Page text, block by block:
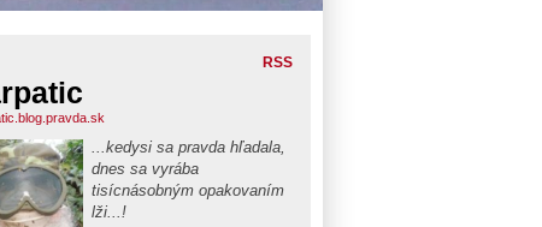
RSS
...kedysi sa pravda hľadala,
dnes sa vyrába
tisícnásobným opakovaním
lži...!